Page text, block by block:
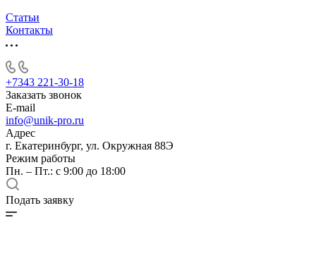
Статьи
Контакты
+7343 221-30-18
Заказать звонок
E-mail
info@unik-pro.ru
Адрес
г. Екатеринбург, ул. Окружная 88Э
Режим работы
Пн. – Пт.: с 9:00 до 18:00
Подать заявку